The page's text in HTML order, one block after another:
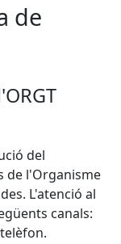
de
del
de l'Organisme
L'atenció al
canals: